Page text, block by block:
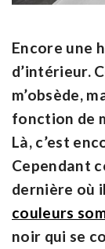
Encore une
d’intérieur.
m’obsède,
fonction de
Là, c’est
Cependant
dernière où
couleurs
noir qui se